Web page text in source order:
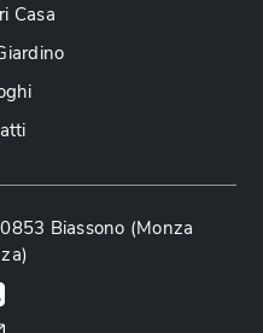
Casa
Biassono (Monza